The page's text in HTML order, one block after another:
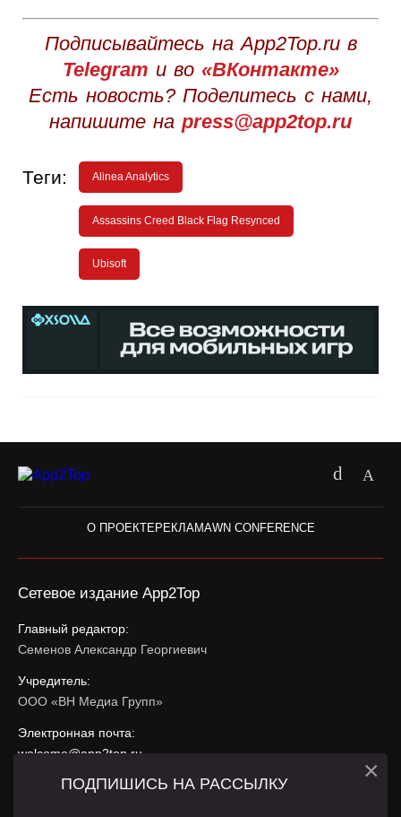
Подписывайтесь на App2Top.ru в
Telegram и во «ВКонтакте»
Есть новость? Поделитесь с нами,
напишите на press@app2top.ru
Теги: Alinea Analytics
Assassins Creed Black Flag Resynced
Ubisoft
О ПРОЕКТЕ РЕКЛАМАWN CONFERENCE
Сетевое издание App2Top
Главный редактор:
Семенов Александр Георгиевич
Учредитель:
ООО «ВН Медиа Групп»
Электронная почта:
welcome@app2top.ru
При использовании материалов активная ссылка на
ПОДПИШИСЬ НА РАССЫЛКУ ×